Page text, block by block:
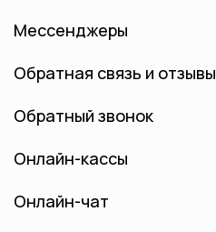
Мессенджеры
Обратная связь и отзывы
Обратный звонок
Онлайн-кассы
Онлайн-чат